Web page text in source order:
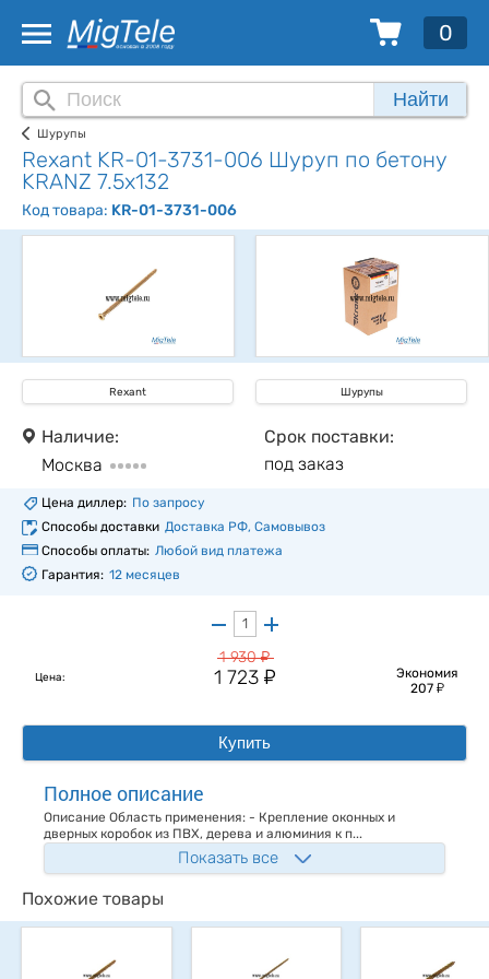
0
Найти
Шурупы
Rexant KR-01-3731-006 Шуруп по бетону
KRANZ 7.5х132
Код товара: KR-01-3731-006
Rexant Шурупы
Наличие:
Москва
Срок поставки:
под заказ
Цена диллер: По запросу
Способы доставки Доставка РФ, Самовывоз
Способы оплаты: Любой вид платежа
Гарантия: 12 месяцев
Цена:
1 930у
1 723 у
Экономия
207 у
Купить
Полное описание
Описание Область применения: - Крепление оконных и
дверных коробок из ПВХ, дерева и алюминия к п...
Показать все
Похожие товары